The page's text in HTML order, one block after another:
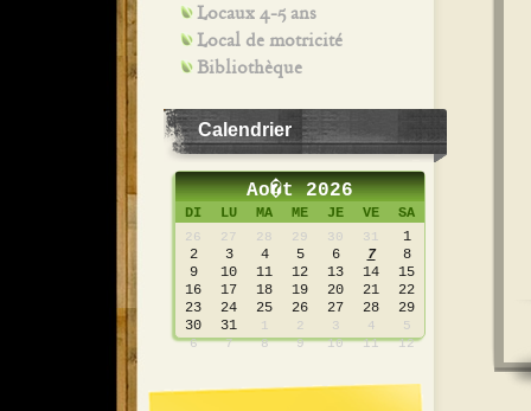
Locaux 4-5 ans
Local de motricité
Bibliothèque
Calendrier
Ao�t 2026
DI LU MA ME JE VE SA
26 27 28 29 30 31
1
2
3 4 5 6 7
8
9
10 11 12 13 14
15
16
17 18 19 20 21
22
23
24 25 26 27 28
29
30
31 1 2 3 4
5
6
7 8 9 10 11 12